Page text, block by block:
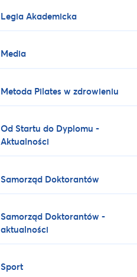
Legia Akademicka
Media
Metoda Pilates w zdrowieniu
Od Startu do Dyplomu -
Aktualności
Samorząd Doktorantów
Samorząd Doktorantów -
aktualności
Sport